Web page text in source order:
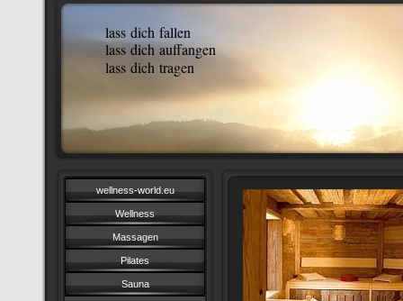
lass dich fallen
lass dich auffangen
lass dich tragen
wellness-world.eu
Wellness
Massagen
Pilates
Sauna